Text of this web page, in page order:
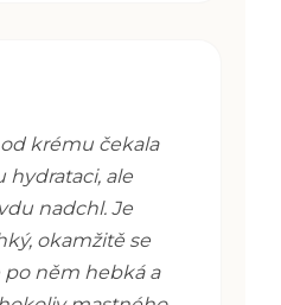
krému čekala
hydrataci, ale
nadchl. Je
okamžitě se
po něm hebká a